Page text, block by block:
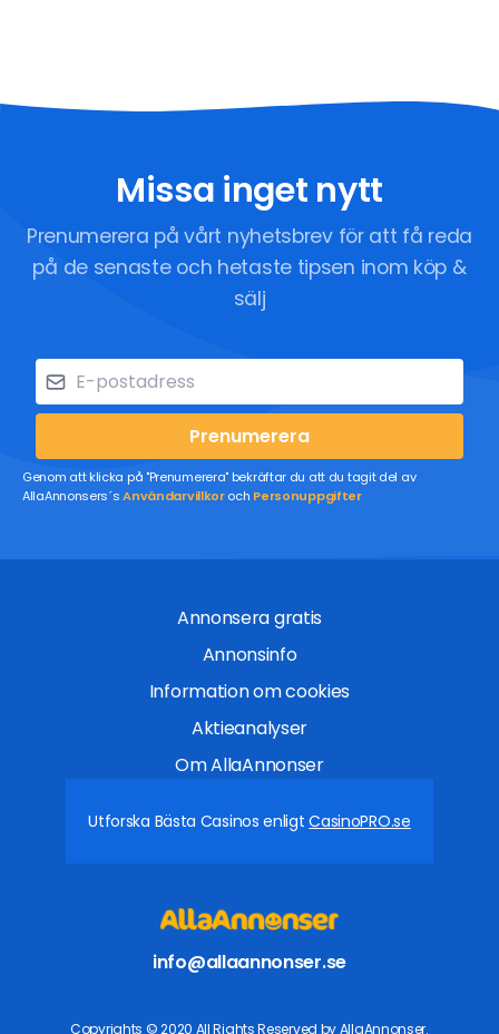
Missa inget nytt
Prenumerera på vårt nyhetsbrev för att få reda
på de senaste och hetaste tipsen inom köp &
sälj
Prenumerera
Genom att klicka på "Prenumerera" bekräftar du att du tagit del av
AllaAnnonsers´sAnvändarvillkoroch Personuppgifter
Annonsera gratis
Annonsinfo
Information om cookies
Aktieanalyser
Om AllaAnnonser
Utforska Bästa Casinos enligtCasinoPRO.se
info@allaannonser.se
Copyrights © 2020 All Rights Reserved by AllaAnnonser.